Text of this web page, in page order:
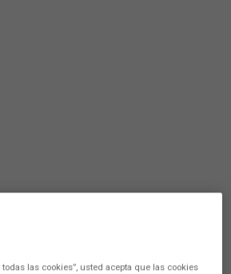
las cookies”, usted acepta que las cookies